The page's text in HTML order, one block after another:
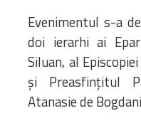
Evenimentul s-a
doi ierarhi ai
Siluan, al
și Preasfințitul
Atanasie de